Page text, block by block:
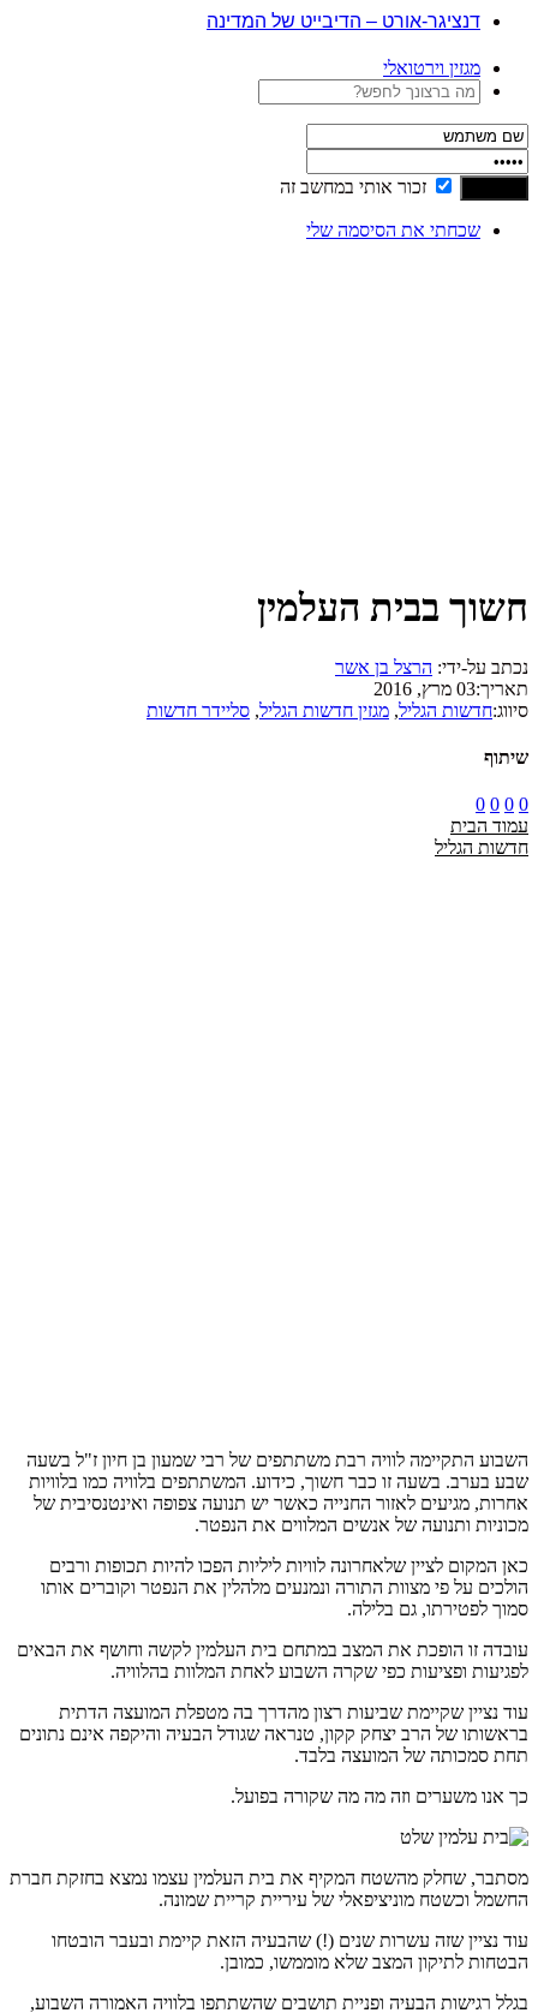
דנציגר-אורט – הדיבייט של המדינה
מגזין וירטואלי
זכור אותי במחשב זה
שכחתי את הסיסמה שלי
חשוך בבית העלמין
נכתב על-ידי: הרצל בן אשר
תאריך:03 מרץ, 2016
סיווג:חדשות הגליל, מגזין חדשות הגליל, סליידר חדשות
שיתוף
0
0
0
0
עמוד הבית
חדשות הגליל
השבוע התקיימה לוויה רבת משתתפים של רבי שמעון בן חיון ז"ל בשעה
שבע בערב. בשעה זו כבר חשוך, כידוע. המשתתפים בלוויה כמו בלוויות
אחרות, מגיעים לאזור החנייה כאשר יש תנועה צפופה ואינטנסיבית של
מכוניות ותנועה של אנשים המלווים את הנפטר.
כאן המקום לציין שלאחרונה לוויות ליליות הפכו להיות תכופות ורבים
הולכים על פי מצוות התורה ונמנעים מלהלין את הנפטר וקוברים אותו
סמוך לפטירתו, גם בלילה.
עובדה זו הופכת את המצב במתחם בית העלמין לקשה וחושף את הבאים
לפגיעות ופציעות כפי שקרה השבוע לאחת המלוות בהלוויה.
עוד נציין שקיימת שביעות רצון מהדרך בה מטפלת המועצה הדתית
בראשותו של הרב יצחק קקון, טנראה שגודל הבעיה והיקפה אינם נתונים
תחת סמכותה של המועצה בלבד.
כך אנו משערים וזה מה מה שקורה בפועל.
מסתבר, שחלק מהשטח המקיף את בית העלמין עצמו נמצא בחזקת חברת
החשמל וכשטח מוניציפאלי של עיריית קריית שמונה.
עוד נציין שזה עשרות שנים (!) שהבעיה הזאת קיימת ובעבר הובטחו
הבטחות לתיקון המצב שלא מוממשו, כמובן.
בגלל רגישות הבעיה ופניית תושבים שהשתתפו בלוויה האמורה השבוע,